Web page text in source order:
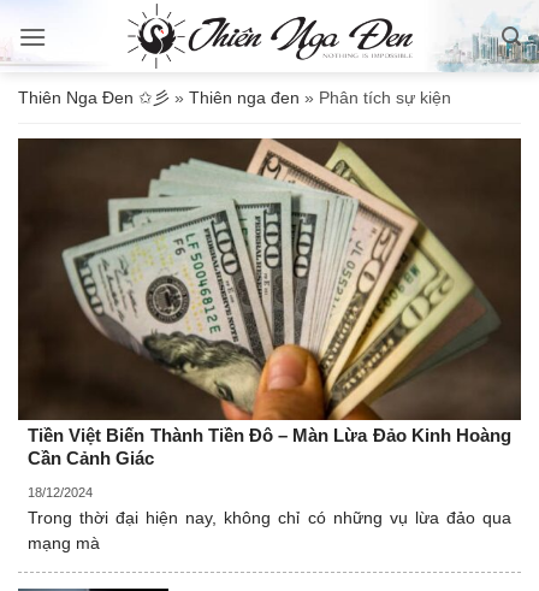
qua
dungThiên Nga Đen ✩彡 » Thiên nga đen » Phân tích sự kiện
Tiền Việt Biến Thành Tiền Đô – Màn Lừa Đảo Kinh Hoàng
Cần Cảnh Giác
18/12/2024
Trong thời đại hiện nay, không chỉ có những vụ lừa đảo qua
mạng mà